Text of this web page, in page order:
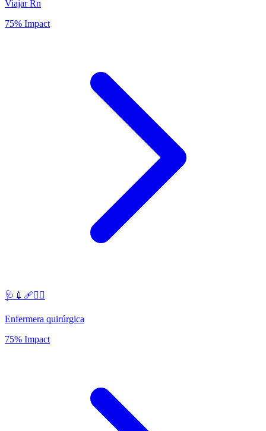
Viajar Rn
75% Impact
🩺💉🩹👩‍⚕️
Enfermera quirúrgica
75% Impact